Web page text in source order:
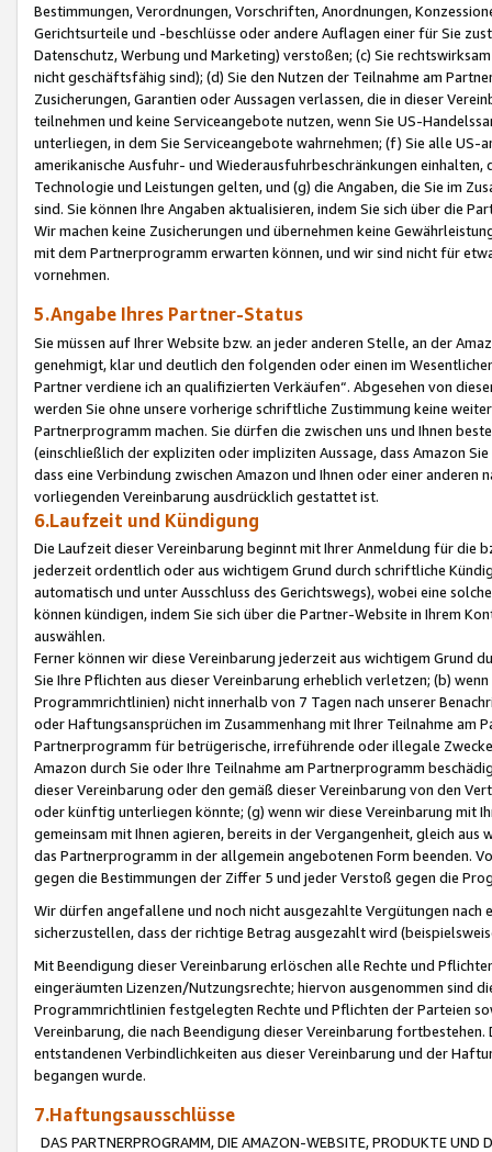
Bestimmungen, Verordnungen, Vorschriften, Anordnungen,
Gerichtsurteile und -beschlüsse oder andere Auflagen einer für Sie
Datenschutz, Werbung und Marketing) verstoßen; (c) Sie
nicht geschäftsfähig sind); (d) Sie den Nutzen der Teilnahme am
Zusicherungen, Garantien oder Aussagen verlassen, die in dieser
teilnehmen und keine Serviceangebote nutzen, wenn Sie US-
unterliegen, in dem Sie Serviceangebote wahrnehmen; (f) Sie alle
amerikanische Ausfuhr- und Wiederausfuhrbeschränkungen
Technologie und Leistungen gelten, und (g) die Angaben, die Sie im
sind. Sie können Ihre Angaben aktualisieren, indem Sie sich über die
Wir machen keine Zusicherungen und übernehmen keine
mit dem Partnerprogramm erwarten können, und wir sind nicht für
vornehmen.
5.Angabe Ihres Partner-Status
Sie müssen auf Ihrer Website bzw. an jeder anderen Stelle, an der
genehmigt, klar und deutlich den folgenden oder einen im
Partner verdiene ich an qualifizierten Verkäufen“. Abgesehen von
werden Sie ohne unsere vorherige schriftliche Zustimmung keine
Partnerprogramm machen. Sie dürfen die zwischen uns und Ihnen
(einschließlich der expliziten oder impliziten Aussage, dass Amazon
dass eine Verbindung zwischen Amazon und Ihnen oder einer
vorliegenden Vereinbarung ausdrücklich gestattet ist.
6.Laufzeit und Kündigung
Die Laufzeit dieser Vereinbarung beginnt mit Ihrer Anmeldung für die
jederzeit ordentlich oder aus wichtigem Grund durch schriftliche
automatisch und unter Ausschluss des Gerichtswegs), wobei eine
können kündigen, indem Sie sich über die Partner-Website in Ihrem
auswählen.
Ferner können wir diese Vereinbarung jederzeit aus wichtigem Grund
Sie Ihre Pflichten aus dieser Vereinbarung erheblich verletzen; (b)
Programmrichtlinien) nicht innerhalb von 7 Tagen nach unserer
oder Haftungsansprüchen im Zusammenhang mit Ihrer Teilnahme am
Partnerprogramm für betrügerische, irreführende oder illegale
Amazon durch Sie oder Ihre Teilnahme am Partnerprogramm
dieser Vereinbarung oder den gemäß dieser Vereinbarung von den
oder künftig unterliegen könnte; (g) wenn wir diese Vereinbarung mit
gemeinsam mit Ihnen agieren, bereits in der Vergangenheit, gleich
das Partnerprogramm in der allgemein angebotenen Form beenden.
gegen die Bestimmungen der Ziffer 5 und jeder Verstoß gegen die
Wir dürfen angefallene und noch nicht ausgezahlte Vergütungen
sicherzustellen, dass der richtige Betrag ausgezahlt wird
Mit Beendigung dieser Vereinbarung erlöschen alle Rechte und
eingeräumten Lizenzen/Nutzungsrechte; hiervon ausgenommen sind
Programmrichtlinien festgelegten Rechte und Pflichten der Parteien
Vereinbarung, die nach Beendigung dieser Vereinbarung
entstandenen Verbindlichkeiten aus dieser Vereinbarung und der
begangen wurde.
7.Haftungsausschlüsse
DAS PARTNERPROGRAMM, DIE AMAZON-WEBSITE, PRODUKTE UND